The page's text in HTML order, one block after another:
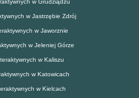
w Grudziądzu
w Jastrzębie Zdrój
w Jaworznie
w Jeleniej Górze
w Kaliszu
w Katowicach
w Kielcach